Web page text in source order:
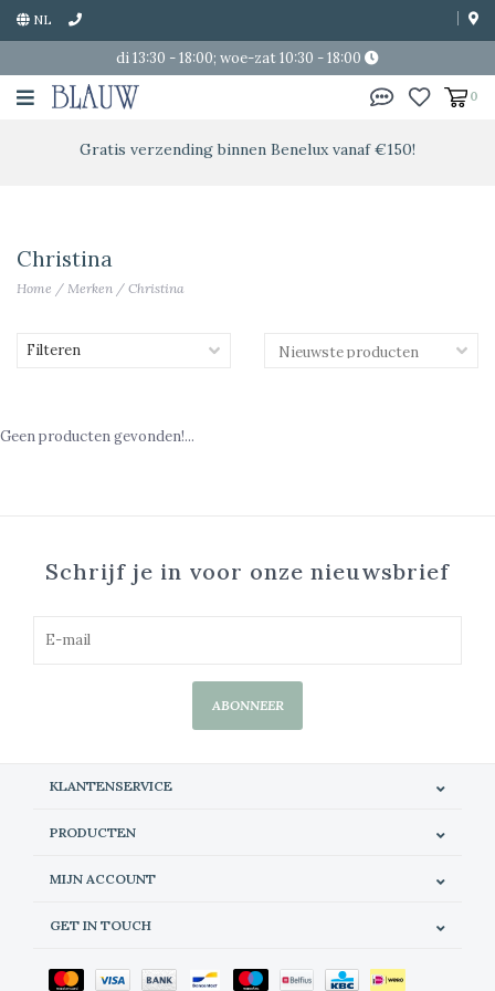
NL
di 13:30 - 18:00; woe-zat 10:30 - 18:00
0
Gratis verzending binnen Benelux vanaf €150!
Christina
Home / Merken / Christina
Filteren
Geen producten gevonden!...
Schrijf je in voor onze nieuwsbrief
ABONNEER
KLANTENSERVICE
PRODUCTEN
MIJN ACCOUNT
GET IN TOUCH